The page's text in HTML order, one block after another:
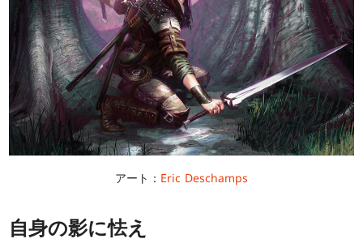
アート： Eric Deschamps
自身の影に怯え